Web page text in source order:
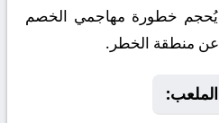
يُحجم خطورة مهاجمي الخصم
عن منطقة الخطر.